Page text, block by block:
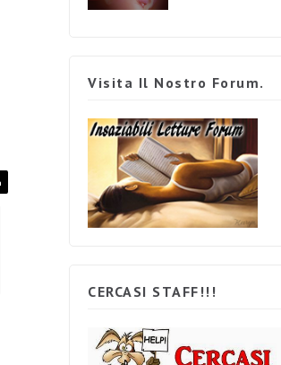
Visita Il Nostro Forum.
CERCASI STAFF!!!